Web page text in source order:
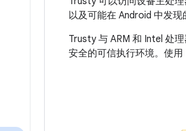
以及可能在 Android 中发现
Trusty 与 ARM 和 Intel 处
安全的可信执行环境。使用